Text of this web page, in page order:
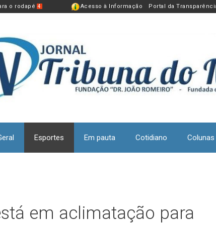
o rodapé 4 Acesso à Informação Portal da
Esportes Em pauta Cotidiano Colunas
em aclimatação para